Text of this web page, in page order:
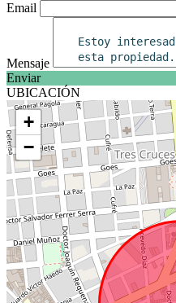
Email
Mensaje
Enviar
UBICACIÓN
+
−